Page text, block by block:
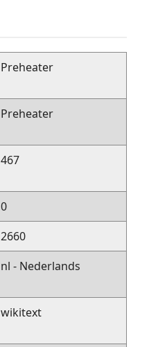
Preheater
Preheater
467
0
2660
nl - Nederlands
wikitext